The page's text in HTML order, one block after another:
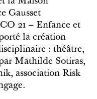
Gausset
21 – Enfance et
la création
: théâtre,
Mathilde Sotiras,
association Risk